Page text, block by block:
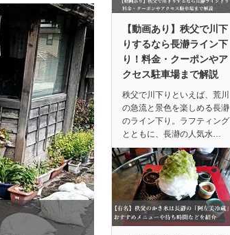
【動画あり】秩父で川下
りするなら長瀞ライン下
り！料金・クーポンやア
クセス駐車場まで解説
秩父で川下りといえば、荒川
の急流と景色を楽しめる長瀞
のライン下り。ラフティング
とともに、長瀞の人気水…